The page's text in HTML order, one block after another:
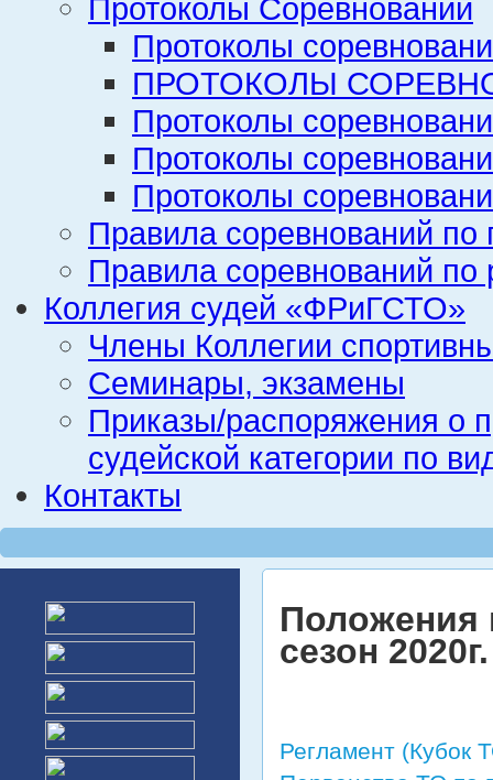
Протоколы Соревнований
Протоколы
ПРОТОКОЛЫ
Протоколы
Протоколы
Протоколы
Правила соревнований по
Правила соревнований по
Коллегия судей «ФРиГСТО»
Члены Коллегии
Семинары, экзамены
Приказы/распоряжения о
судейской категории по
Контакты
Положения
сезон 2020г.
Регламент (Кубок